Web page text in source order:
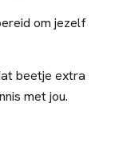
om jezelf
beetje extra
met jou.